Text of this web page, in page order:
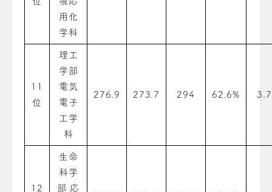
用化
学科
11
位
理工
学部
電気
電子
工学
科
276.9 273.7 294 62.6% 3.7
12
生命
科学
部 応